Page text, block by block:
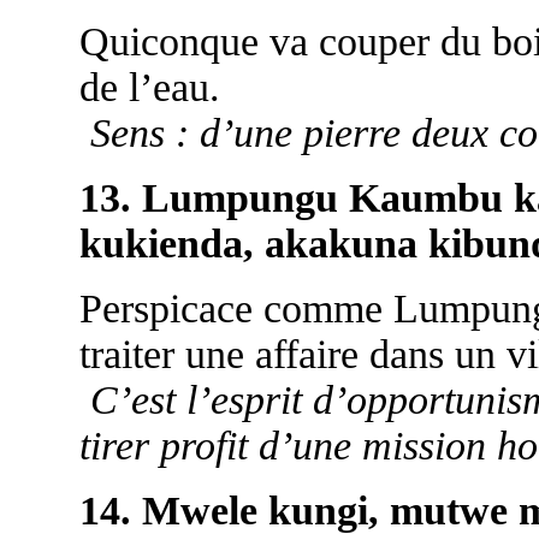
Quiconque va couper du
de l’eau.
Sens : d’une pierre deux
13. Lumpungu Kaumbu
kukienda, akakuna
Perspicace comme
traiter une affaire dans un
C’est l’esprit
tirer profit d’une mission
14. Mwele kungi, mutwe